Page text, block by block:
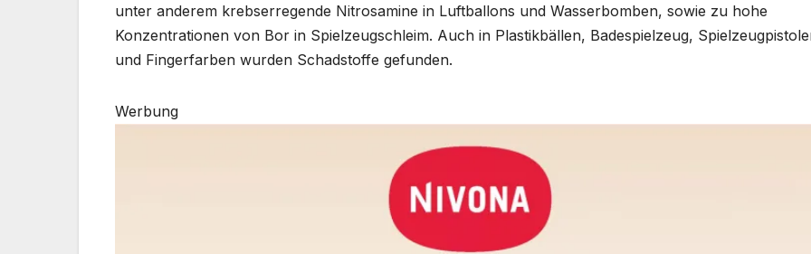
unter anderem krebserregende Nitrosamine in Luftballons und Wasserbomben, sowie zu hohe
Konzentrationen von Bor in Spielzeugschleim. Auch in Plastikbällen, Badespielzeug,
und Fingerfarben wurden Schadstoffe gefunden.
Werbung